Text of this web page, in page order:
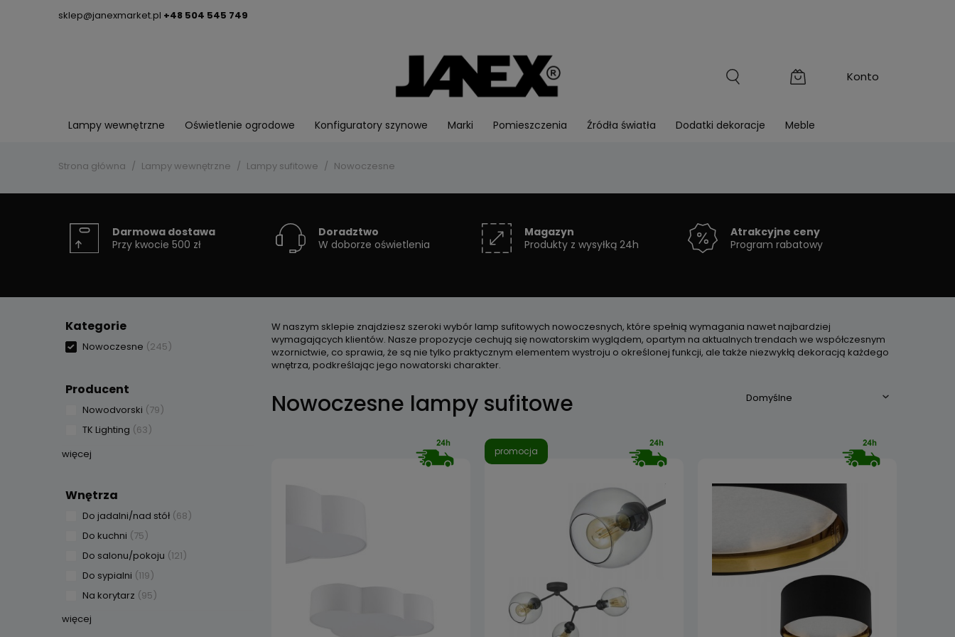
sklep@janexmarket.pl +48 504 545 749
Lampy wewnętrzne Oświetlenie ogrodowe Konfiguratory szynowe Marki Pomieszczenia Źródła światła Dodatki dekoracje Meble
Strona główna Lampy wewnętrzne Lampy sufitowe Nowoczesne
Darmowa dostawa
Przy kwocie 500 zł
Doradztwo
W doborze oświetlenia
Magazyn
Produkty z wysyłką 24h
Atrakcyjne ceny
Program rabatowy
Kategorie
Nowoczesne (245)
Producent
Nowodvorski (79)
TK Lighting (63)
więcej
Wnętrza
Do jadalni/nad stół (68)
Do kuchni (75)
Do salonu/pokoju (121)
Do sypialni (119)
Na korytarz (95)
więcej
W naszym sklepie znajdziesz szeroki wybór lamp sufitowych nowoczesnych, które spełnią wymagania nawet najbardziej
wymagających klientów. Nasze propozycje cechują się nowatorskim wyglądem, opartym na aktualnych trendach we współczesnym
wzornictwie, co sprawia, że są nie tylko praktycznym elementem wystroju o określonej funkcji, ale także niezwykłą dekoracją każdego
wnętrza, podkreślając jego nowatorski charakter.
Nowoczesne lampy sufitowe
promocja